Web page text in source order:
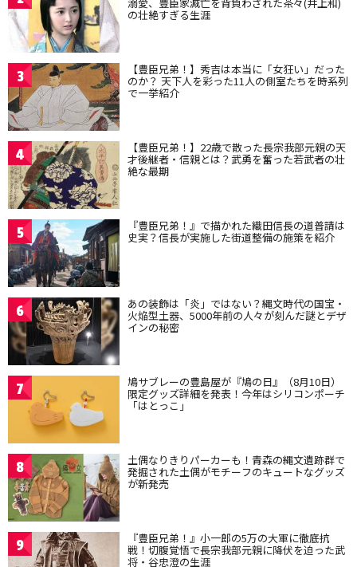
の壮絶すぎる生涯
3 【豊臣兄弟！】秀吉は本当に「女狂い」だった
のか？ 天下人を彩った11人の側室たちを時系列
で一挙紹介
4 【豊臣兄弟！】22歳で散った長宗我部元親の天
才後継者・信親とは？武勇を奮った若武者の壮
絶な最期
5 『豊臣兄弟！』で描かれた織田信長の道普請は
史実？信長が実施した街道整備の施策を紹介
6 あの装飾は「炎」ではない？縄文時代の国宝・
火焔型土器、5000年前の人々が刻んだ謎とデザ
インの秘密
7 鳩サブレーの豊島屋が『鳩の日』（8月10日）
限定グッズ詳細を発表！今年はシリコンポーチ
「はとっこ」
8 土偶なりきりパーカーも！青森の縄文遺跡群で
発掘された土偶がモチーフのキュートなグッズ
が新発売
9 『豊臣兄弟！』小一郎の5万の大軍に徹底抗
戦！切腹覚悟で長宗我部元親に降伏を迫った武
将・谷忠澄の生涯